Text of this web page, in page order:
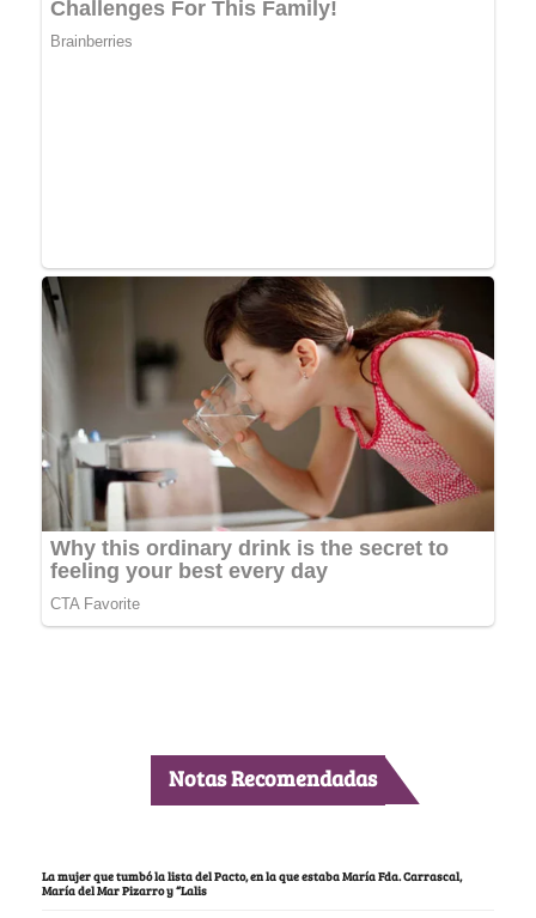
Notas Recomendadas
La mujer que tumbó la lista del Pacto, en la que estaba María Fda. Carrascal,
María del Mar Pizarro y “Lalis